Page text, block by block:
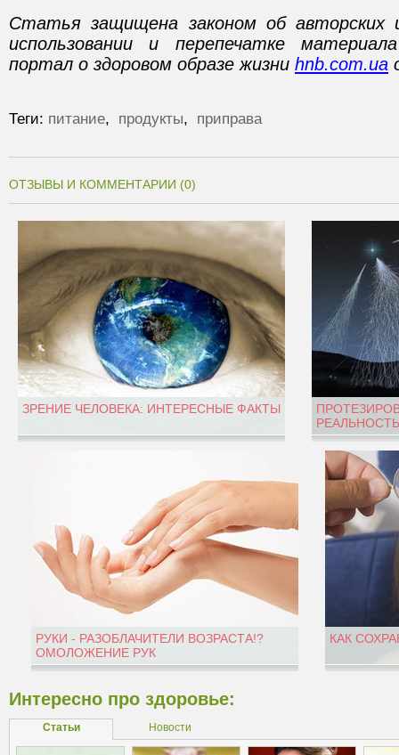
Статья защищена законом об авторских
использовании и перепечатке
портал о здоровом образе жизни hnb.com.ua
Теги: питание, продукты, приправа
ОТЗЫВЫ И КОММЕНТАРИИ (0)
ЗРЕНИЕ ЧЕЛОВЕКА: ИНТЕРЕСНЫЕ ФАКТЫ
РУКИ - РАЗОБЛАЧИТЕЛИ ВОЗРАСТА!?
ОМОЛОЖЕНИЕ РУК
КАК
Интересно про здоровье:
Статьи Новости